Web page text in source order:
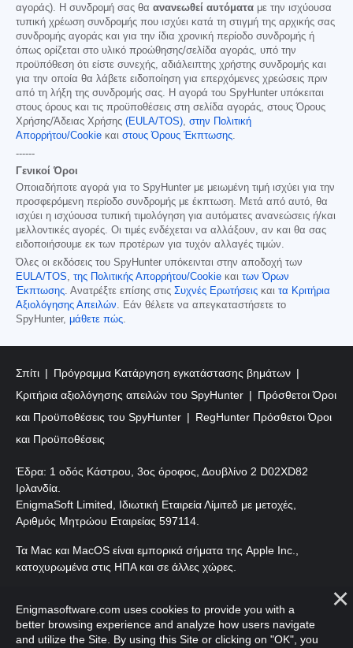
αγοράς). Η συνδρομή σας θα ανανεωθεί αυτόματα με την ισχύουσα
τυπική χρέωση συνδρομής που ισχύει κατά τη στιγμή της αρχικής σας
συνδρομής αγοράς και για την ίδια χρονική περίοδο συνδρομής ή
όπως ορίζεται στο υλικό προώθησης/σελίδα αγοράς, υπό την
προϋπόθεση ότι είστε συνεχής, αδιάλειπτης χρήστης συνδρομής και
για την οποία θα λάβετε ειδοποίηση για επερχόμενες χρεώσεις πριν
από τη λήξη της συνδρομής σας. Η αγορά του SpyHunter υπόκειται
στους όρους και τις προϋποθέσεις στη σελίδα αγοράς, στους Όρους
Χρήσης/Άδειας Χρήσης (EULA/TOS) στην Πολιτική
Απορρήτου/Cookie και στους Όρους Έκπτωσης
------
Γενικοί Όροι
Οποιαδήποτε αγορά για το SpyHunter με μειωμένη τιμή ισχύει για την
προσφερόμενη περίοδο συνδρομής με έκπτωση. Μετά από αυτό, θα
ισχύει η ισχύουσα τυπική τιμολόγηση για αυτόματες ανανεώσεις ή/και
μελλοντικές αγορές. Οι τιμές ενδέχεται να αλλάξουν, αν και θα σας
ειδοποιήσουμε εκ των προτέρων για τυχόν αλλαγές τιμών.
Όλες οι εκδόσεις του SpyHunter υπόκεινται στην αποδοχή των
EULA/TOS
της Πολιτικής Απορρήτου/Cookie και των Όρων
Έκπτωσης . Ανατρέξτε επίσης στις Συχνές Ερωτήσεις και τα Κριτήρια
Αξιολόγησης Απειλών . Εάν θέλετε να απεγκαταστήσετε το
SpyHunter, μάθετε πώς
Σπίτι
Πρόγραμμα Κατάργηση εγκατάστασης βημάτων
Κριτήρια αξιολόγησης απειλών του SpyHunter
Πρόσθετοι Όροι
και Προϋποθέσεις του SpyHunter
RegHunter Πρόσθετοι Όροι
και Προϋποθέσεις
Έδρα: 1 οδός Κάστρου, 3ος όροφος, Δουβλίνο 2 D02XD82
Ιρλανδία.
EnigmaSoft Limited, Ιδιωτική Εταιρεία Λίμιτεδ με μετοχές,
Αριθμός Μητρώου Εταιρείας 597114.
Τα Mac και MacOS είναι εμπορικά σήματα της Apple Inc.,
κατοχυρωμένα στις ΗΠΑ και σε άλλες χώρες.
επιφύλαξη παντός δικαιώματος.
Enigmasoftware.com uses cookies to provide you with a
better browsing experience and analyze how users navigate
and utilize the Site. By using this Site or clicking on "OK", you